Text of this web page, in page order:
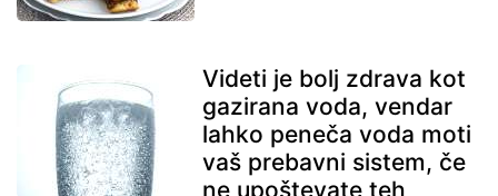
Videti je bolj zdrava kot
gazirana voda, vendar
lahko peneča voda moti
vaš prebavni sistem, če
ne upoštevate teh